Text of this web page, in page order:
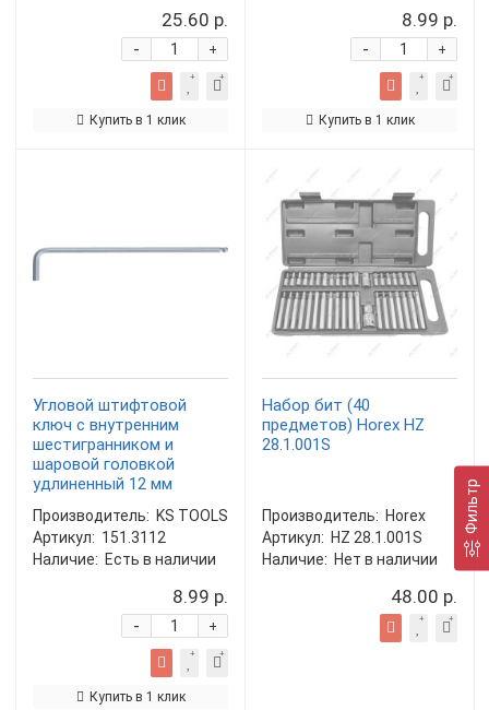
Фильтр
25.60 р.
+
-
Купить в 1 клик
8.99 р.
+
-
Купить в 1 клик
Угловой штифтовой
ключ с внутренним
шестигранником и
шаровой головкой
удлиненный 12 мм
Производитель: KS TOOLS
Артикул: 151.3112
Наличие: Есть в наличии
8.99 р.
+
-
Купить в 1 клик
Набор бит (40
предметов) Horex HZ
28.1.001S
Производитель: Horex
Артикул: HZ 28.1.001S
Наличие: Нет в наличии
48.00 р.